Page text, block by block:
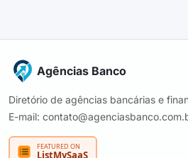
Agências Banco
Diretório de agências bancárias e
E-mail: